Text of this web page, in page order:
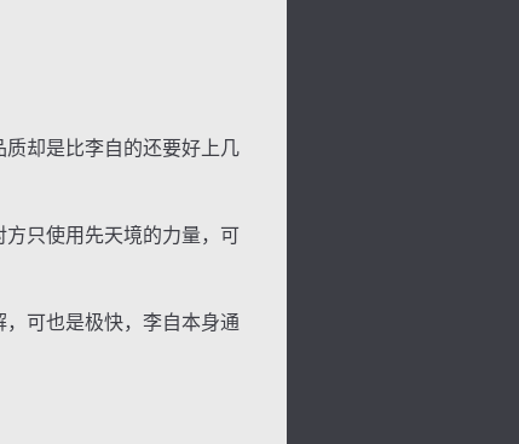
却是比李自的还要好上几
只使用先天境的力量，可
可也是极快，李自本身通